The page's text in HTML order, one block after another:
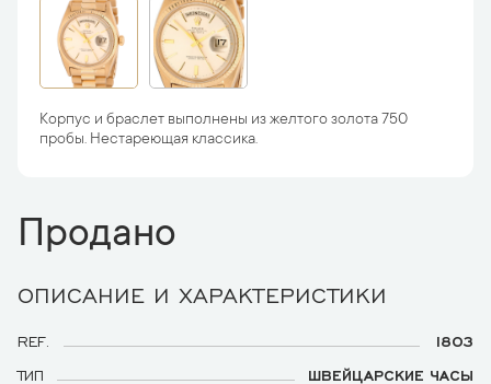
Корпус и браслет выполнены из желтого золота 750
пробы. Нестареющая классика.
Продано
ОПИСАНИЕ И ХАРАКТЕРИСТИКИ
REF.
1803
ТИП
ШВЕЙЦАРСКИЕ ЧАСЫ